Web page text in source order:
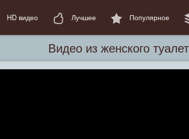
HD видео Лучшее Популярное
Видео из женского